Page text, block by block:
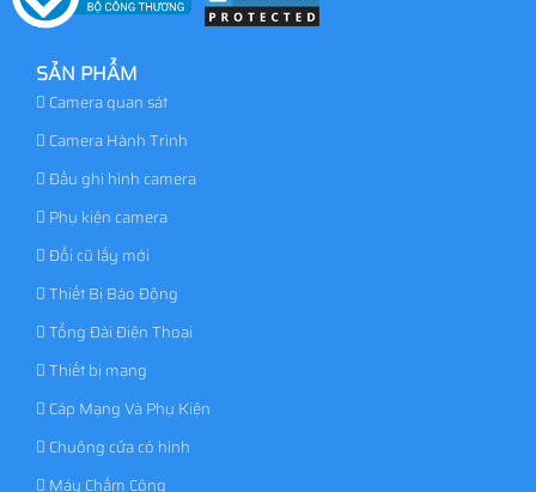
SẢN PHẨM
Camera quan sát
Camera Hành Trình
Đầu ghi hình camera
Phụ kiện camera
Đổi cũ lấy mới
Thiết Bị Báo Động
Tổng Đài Điện Thoại
Thiết bị mạng
Cáp Mạng Và Phụ Kiện
Chuông cửa có hình
Máy Chấm Công